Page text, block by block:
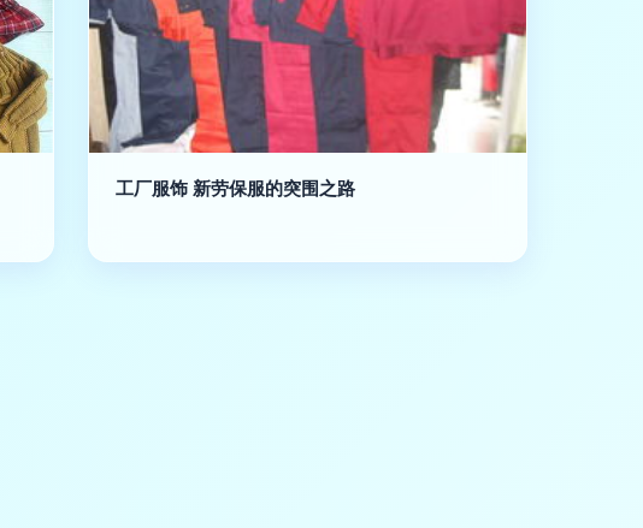
工厂服饰 新劳保服的突围之路